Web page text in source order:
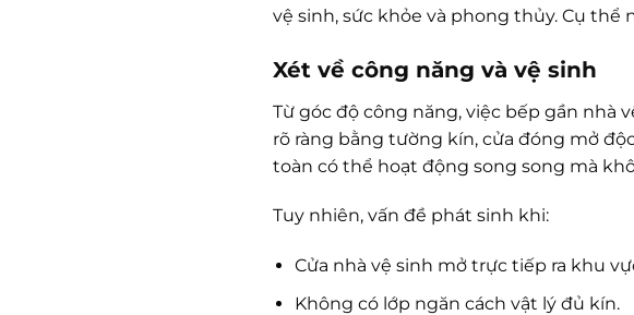
vệ sinh, sức khỏe và phong thủy. Cụ thể
Xét về công năng và vệ sinh
Từ góc độ công năng, việc bếp gần nhà
rõ ràng bằng tường kín, cửa đóng mở
toàn có thể hoạt động song song mà
Tuy nhiên, vấn đề phát sinh khi:
Cửa nhà vệ sinh mở trực tiếp ra khu
Không có lớp ngăn cách vật lý đủ kín.